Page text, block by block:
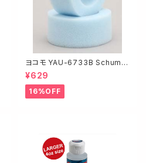
ヨコモ YAU-6733B Schuma
cher 4WD用 フロントインナー
¥629
16%OFF